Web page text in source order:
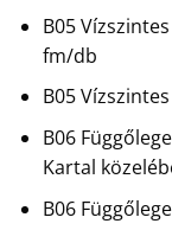
B05
fm/db
B05
B06
Kartal
B06